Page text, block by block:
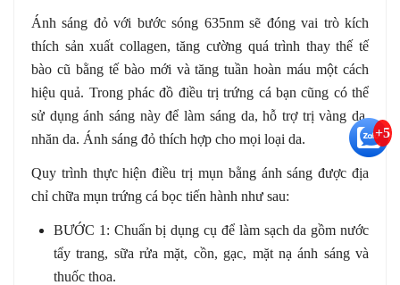
Ánh sáng đỏ với bước sóng 635nm sẽ đóng vai trò kích
thích sản xuất collagen, tăng cường quá trình thay thế tế
bào cũ bằng tế bào mới và tăng tuần hoàn máu một cách
hiệu quả. Trong phác đồ điều trị trứng cá bạn cũng có thể
sử dụng ánh sáng này để làm sáng da, hỗ trợ trị vàng da,
nhăn da. Ánh sáng đỏ thích hợp cho mọi loại da.
Quy trình thực hiện điều trị mụn bằng ánh sáng được địa
chỉ chữa mụn trứng cá bọc tiến hành như sau:
BƯỚC 1: Chuẩn bị dụng cụ để làm sạch da gồm nước
tẩy trang, sữa rửa mặt, cồn, gạc, mặt nạ ánh sáng và
thuốc thoa.
+5